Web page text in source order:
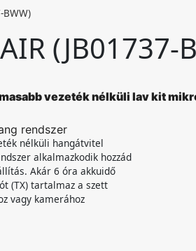
BWW)
(JB01737-
vezeték nélküli lav kit
rendszer
nélküli hangátvitel
alkalmazkodik hozzád
Akár 6 óra akkuidő
(TX) tartalmaz a szett
vagy kamerához